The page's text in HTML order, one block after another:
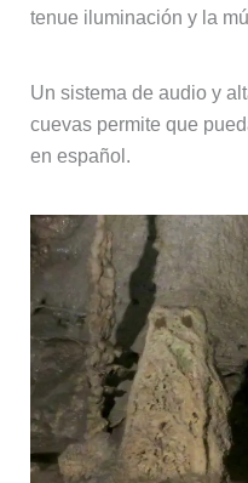
tenue iluminación y la
Un sistema de audio y
cuevas permite que
en español.